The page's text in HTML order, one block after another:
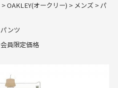
>OAKLEY(オークリー) > メンズ>パ
パンツ
会員限定価格